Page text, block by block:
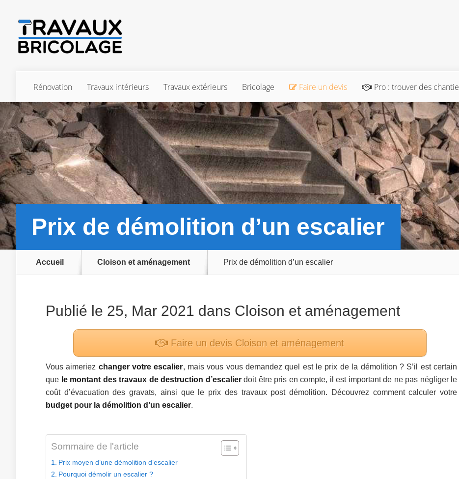
Rénovation Travaux intérieurs Travaux extérieurs Bricolage Faire un devis Pro : trouver des
Prix de démolition d’un escalier
Accueil Cloison et aménagement Prix de démolition d’un escalier
Publié le 25, Mar 2021 dans Cloison et aménagement
Faire un devis Cloison et aménagement
Vous aimeriez changer votre escalier, mais vous vous demandez quel est le prix de la démolition ? S’il est certain
que le montant des travaux de destruction d’escalierdoit être pris en compte, il est important de ne pas négliger le
coût d’évacuation des gravats, ainsi que le prix des travaux post démolition. Découvrez comment calculer votre
budget pour la démolition d’un escalier.
Sommaire de l'article
Prix moyen d’une démolition d’escalier
Pourquoi démolir un escalier ?